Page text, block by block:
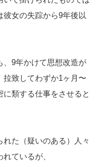
女の失踪から9年後以
、9年かけて思想改造が
致してわずか1ヶ月〜
類する仕事をさせると
た（疑いのある）人々
ているが、